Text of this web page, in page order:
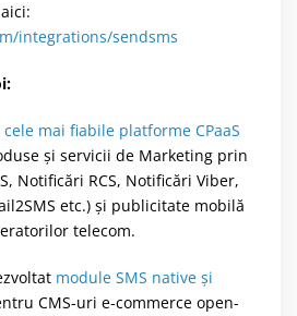
integrations/sendsms
cele mai fiabile platforme CPaaS
și servicii de Marketing prin
Notificări RCS, Notificări Viber,
etc.) și publicitate mobilă
telecom.
module SMS native și
CMS-uri e-commerce open-